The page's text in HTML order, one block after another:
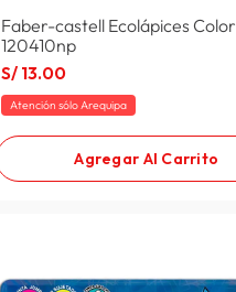
Faber-castell Ecolápices Color
120410np
S/ 13.00
Atención sólo Arequipa
Agregar Al Carrito